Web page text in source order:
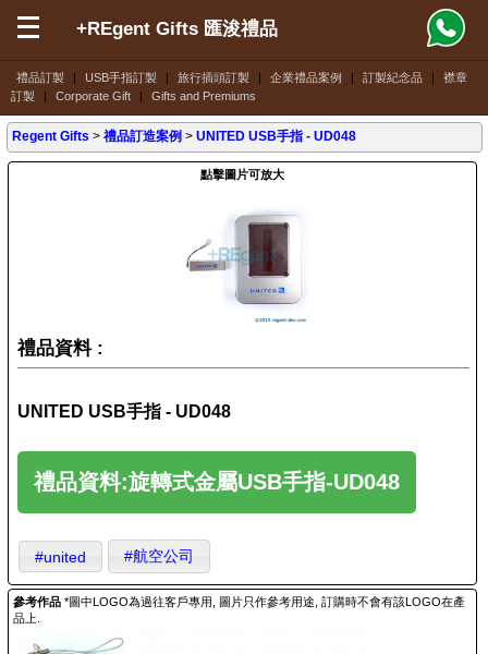
禮品訂製 | USB手指訂製 | 旅行插頭訂製 | 企業禮品案例 | 訂製紀念品 |
襟章
訂製
| Corporate Gift | Gifts and Premiums
+REgent Gifts 匯浚禮品
Regent Gifts >禮品訂造案例 >UNITED USB手指 - UD048
點擊圖片可放大
禮品資料 :
UNITED USB手指 - UD048
禮品資料:旋轉式金屬USB手指-UD048
#united #航空公司
參考作品 *圖中LOGO為過往客戶專用, 圖片只作參考用途, 訂購時不會有該LOGO在產
品上.